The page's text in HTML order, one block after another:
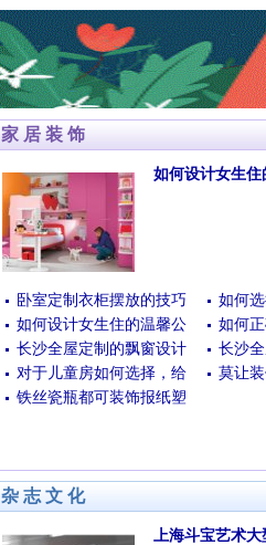
家居装饰
如何设计女生住
卧室定制衣柜摆放的技巧
如何设计女生住的温馨公
长沙全屋定制的飘窗设计
对于儿童房如何选择，给
铁丝瓷瓶都可装饰报纸塑
如何
如何
长沙
莫让
杂志文化
上海斗宝艺术大